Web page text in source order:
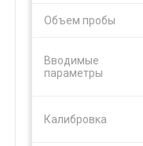
Объем пробы
Вводимые
параметры
Калибровка